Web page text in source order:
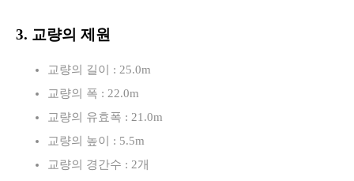
3. 교량의 제원
교량의 길이 : 25.0m
교량의 폭 : 22.0m
교량의 유효폭 : 21.0m
교량의 높이 : 5.5m
교량의 경간수 : 2개